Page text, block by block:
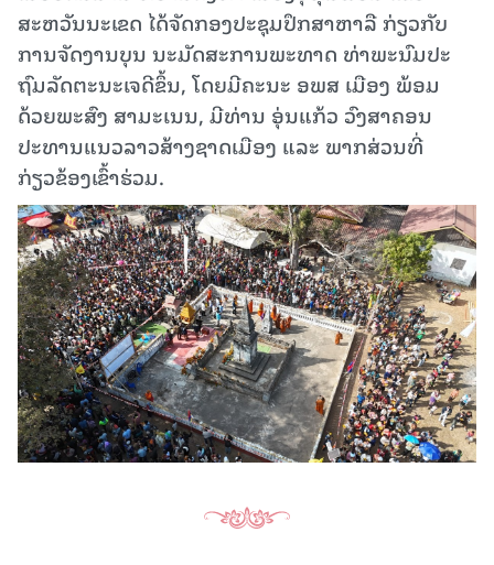
ສະຫວັນນະເຂດ ໄດ້ຈັດກອງປະຊຸມປຶກສາຫາລື ກ່ຽວກັບ
ການຈັດງານບຸນ ນະມັດສະການພະທາດ ທ່າພະນົມປະ
ຖົມລັດຕະນະເຈດີຂຶ້ນ, ໂດຍມີຄະນະ ອພສ ເມືອງ ພ້ອມ
ດ້ວຍພະສົງ ສາມະເນນ, ມີທ່ານ ອຸ່ນແກ້ວ ວົງສາຄອນ
ປະທານແນວລາວສ້າງຊາດເມືອງ ແລະ ພາກສ່ວນທີ່
ກ່ຽວຂ້ອງເຂົ້າຮ່ວມ.